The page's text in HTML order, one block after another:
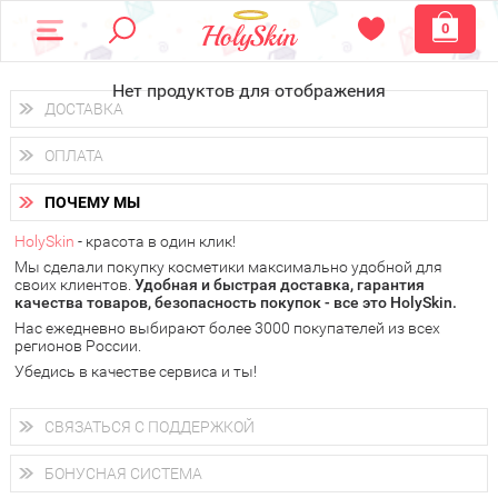
0
Нет продуктов для отображения
ДОСТАВКА
Доставка осуществляетсяпо всем городам России.
Вы можете выбрать доставку курьером, Почтой России или
получить заказ в пунктах выдачи PickPoint или пункте
самовывоза.
В 20 городах России доставка осуществляется ужена
следующий день.
у Вас всегда есть возможность получитьбесплатную
доставку от HolySkin.
подробнее об условиях доставки и оплаты в Вашем городе
ОПЛАТА
Вы можете оплатить свой заказ любым удобным способом:
наличными деньгами (
через интернет-банк (Альфа-банк, Сбербанк) и другими
электронными способами.
ПОЧЕМУ МЫ
HolySkin - красота в один клик!
Мы сделали покупку косметики максимально удобной для
своих клиентов. Удобная и быстрая доставка, гарантия
качества товаров, безопасность покупок - все это HolySkin.
Нас ежедневно выбирают более 3000 покупателей из всех
регионов России.
Убедись в качестве сервиса и ты!
СВЯЗАТЬСЯ С ПОДДЕРЖКОЙ
+7 (800) 707-24-55
Мы будем рады ответить на все Ваши вопросы по работе
магазина, проконсультировать по товарам, рассказать о
БОНУСНАЯ СИСТЕМА